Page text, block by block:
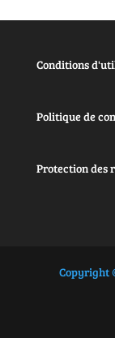
Conditions
Politique de
Protection des
Copyright